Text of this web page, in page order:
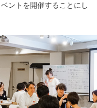
ントを開催することにし